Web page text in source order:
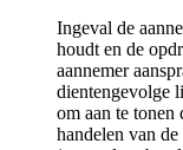
Ingeval de
houdt en de
aannemer
dientengevolge
om aan te tonen
handelen van